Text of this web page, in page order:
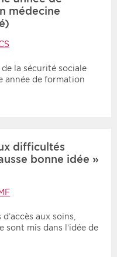
médecine
la sécurité sociale
année de formation
difficultés
bonne idée »
aux soins,
sont mis dans l’idée de